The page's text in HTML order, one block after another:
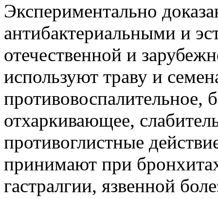
Экспериментально
антибактериальными и
отечественной и
используют траву и
противовоспалительное,
отхаркивающее,
противоглистные
принимают при
гастралгии, язвенной